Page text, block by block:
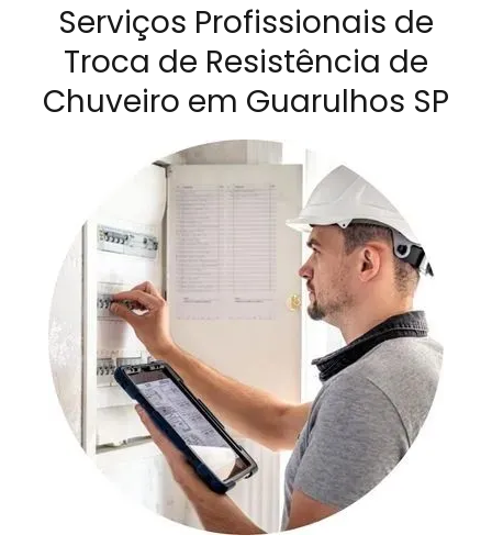
Serviços Profissionais de
Troca de Resistência de
Chuveiro em Guarulhos SP